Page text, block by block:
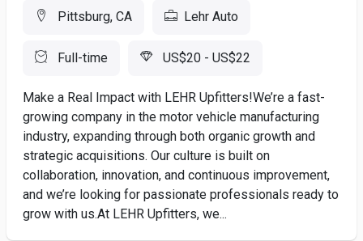
Pittsburg, CA Lehr Auto
Full-time US$20 - US$22
Make a Real Impact with LEHR Upfitters!We’re a fast-
growing company in the motor vehicle manufacturing
industry, expanding through both organic growth and
strategic acquisitions. Our culture is built on
collaboration, innovation, and continuous improvement,
and we’re looking for passionate professionals ready to
grow with us.At LEHR Upfitters, we...